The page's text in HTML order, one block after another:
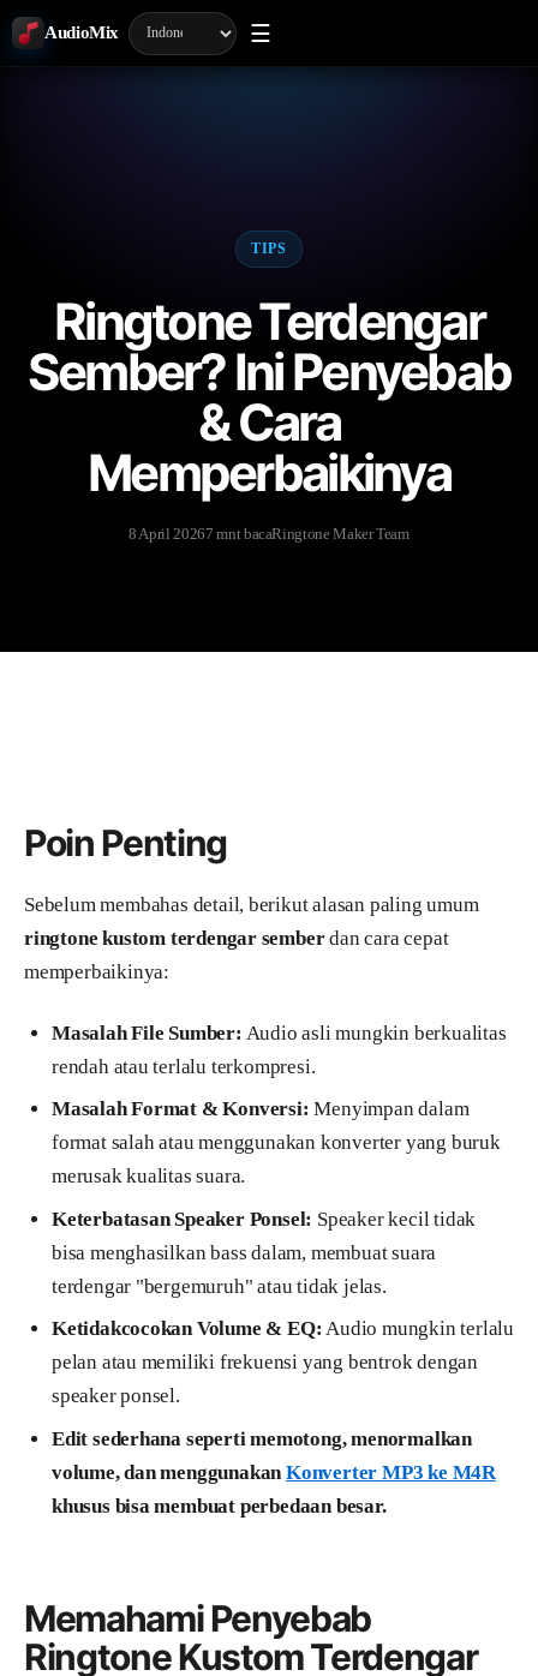
AudioMix ☰
TIPS
Ringtone Terdengar
Sember? Ini Penyebab
& Cara
Memperbaikinya
8 April 20267 mnt bacaRingtone Maker Team
Poin Penting
Sebelum membahas detail, berikut alasan paling umum
ringtone kustom terdengar semberdan cara cepat
memperbaikinya:
Masalah File Sumber: Audio asli mungkin berkualitas
rendah atau terlalu terkompresi.
Masalah Format & Konversi: Menyimpan dalam
format salah atau menggunakan konverter yang buruk
merusak kualitas suara.
Keterbatasan Speaker Ponsel: Speaker kecil tidak
bisa menghasilkan bass dalam, membuat suara
terdengar "bergemuruh" atau tidak jelas.
Ketidakcocokan Volume & EQ: Audio mungkin terlalu
pelan atau memiliki frekuensi yang bentrok dengan
speaker ponsel.
Edit sederhana seperti memotong, menormalkan
volume, dan menggunakanKonverter MP3 ke M4R
khusus bisa membuat perbedaan besar.
Memahami Penyebab
Ringtone Kustom Terdengar